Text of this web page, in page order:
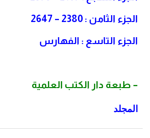
الجزء الثامن : 2380 – 2647
الجزء التاسع : الفهارس
– طبعة دار الكتب العلمية
المجلد